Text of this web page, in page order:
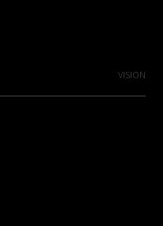
VISION